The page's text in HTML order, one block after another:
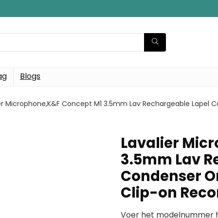
Blogs
Microphone,K&F Concept M1 3.5mm Lav Rechargeable
Lavalier
3.5mm Lav
Condenser
Clip-on
Voer het modelnummer